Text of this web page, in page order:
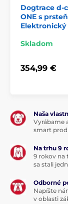
Produkt je
Ponoriteľné
Dogtrace d-
ONE s
Skladom
354,99 €
Naša
Vyrábame
smart
Na trhu 9
9 rokov na
sa stali
Odborné
Napíšte
v oblasti